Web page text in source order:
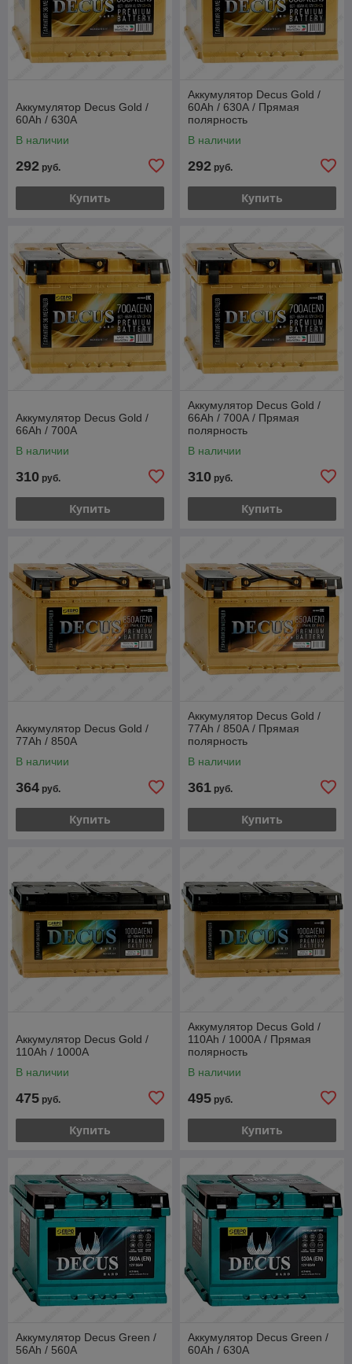
Аккумулятор Decus Gold /
60Ah / 630А
В наличии
292 руб.
Купить
Аккумулятор Decus Gold /
60Ah / 630А / Прямая
полярность
В наличии
292 руб.
Купить
Аккумулятор Decus Gold /
66Ah / 700А
В наличии
310 руб.
Купить
Аккумулятор Decus Gold /
66Ah / 700А / Прямая
полярность
В наличии
310 руб.
Купить
Аккумулятор Decus Gold /
77Ah / 850А
В наличии
364 руб.
Купить
Аккумулятор Decus Gold /
77Ah / 850А / Прямая
полярность
В наличии
361 руб.
Купить
Аккумулятор Decus Gold /
110Ah / 1000А
В наличии
475 руб.
Купить
Аккумулятор Decus Gold /
110Ah / 1000А / Прямая
полярность
В наличии
495 руб.
Купить
Аккумулятор Decus Green /
56Ah / 560А
Аккумулятор Decus Green /
60Ah / 630А